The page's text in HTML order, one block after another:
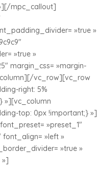
mpc_callout]
»true »
»true »
margin_css= »margin-
vc_row][vc_row
right: 5%
»][vc_column
top: 0px !important;} »]
»preset_1″
font_align= »left »
»true »
»]